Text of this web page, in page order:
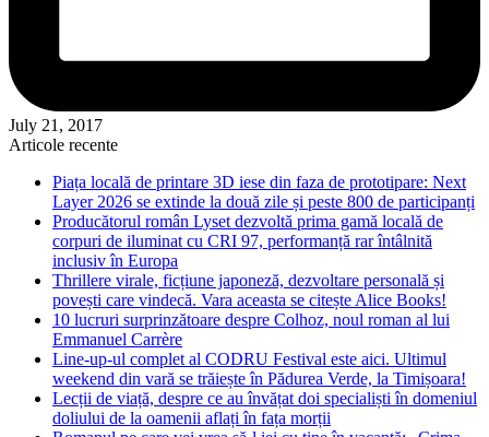
July 21, 2017
Articole recente
Piața locală de printare 3D iese din faza de prototipare: Next
Layer 2026 se extinde la două zile și peste 800 de participanți
Producătorul român Lyset dezvoltă prima gamă locală de
corpuri de iluminat cu CRI 97, performanță rar întâlnită
inclusiv în Europa
Thrillere virale, ficțiune japoneză, dezvoltare personală și
povești care vindecă. Vara aceasta se citește Alice Books!
10 lucruri surprinzătoare despre Colhoz, noul roman al lui
Emmanuel Carrère
Line-up-ul complet al CODRU Festival este aici. Ultimul
weekend din vară se trăiește în Pădurea Verde, la Timișoara!
Lecții de viață, despre ce au învățat doi specialiști în domeniul
doliului de la oamenii aflați în fața morții